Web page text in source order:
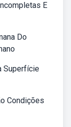
E
Do
Superfície
Condições